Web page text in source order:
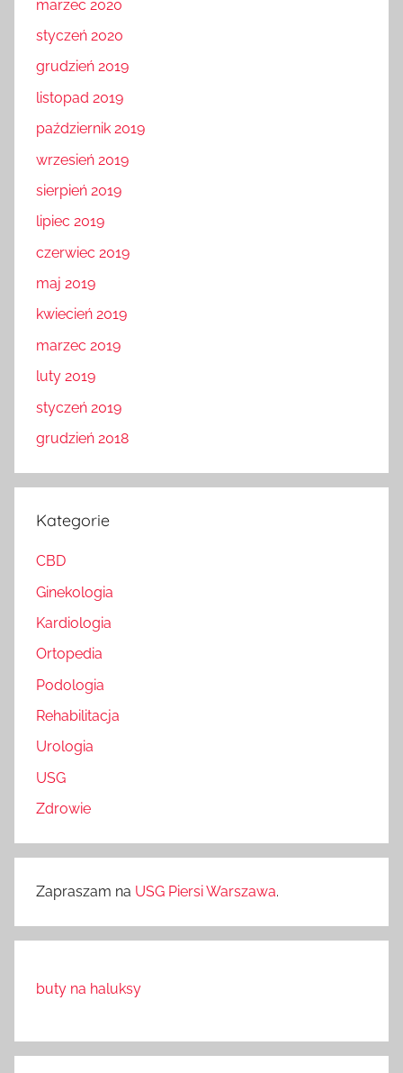
marzec 2020
styczeń 2020
grudzień 2019
listopad 2019
październik 2019
wrzesień 2019
sierpień 2019
lipiec 2019
czerwiec 2019
maj 2019
kwiecień 2019
marzec 2019
luty 2019
styczeń 2019
grudzień 2018
Kategorie
CBD
Ginekologia
Kardiologia
Ortopedia
Podologia
Rehabilitacja
Urologia
USG
Zdrowie
Zapraszam na USG Piersi Warszawa.
buty na haluksy